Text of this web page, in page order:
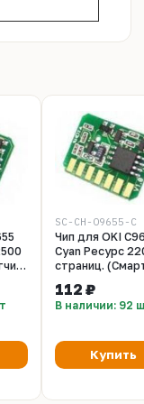
SC-CH-O9655-C
Чип для OKI
Cyan Ресурс
страниц.
тонер-
ОКИ С9655)
112 ₽
В наличии: 92
Купить